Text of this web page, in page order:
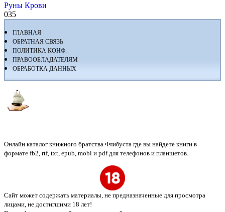
Руны Крови
035
ГЛАВНАЯ
ОБРАТНАЯ СВЯЗЬ
ПОЛИТИКА КОНФ.
ПРАВООБЛАДАТЕЛЯМ
ОБРАБОТКА ДАННЫХ
Онлайн каталог книжного братства Флибуста где вы найдете книги в
формате fb2, rtf, txt, epub, mobi и pdf для телефонов и планшетов.
Сайт может содержать материалы, не предназначенные для просмотра
лицами, не достигшими 18 лет!